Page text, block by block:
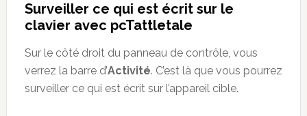
Surveiller ce qui est écrit sur le
clavier avec pcTattletale
Sur le côté droit du panneau de contrôle, vous
verrez la barre d’Activité. C’est là que vous pourrez
surveiller ce qui est écrit sur l’appareil cible.